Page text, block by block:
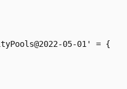
05-01' = {